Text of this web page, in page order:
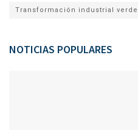
Transformación industrial verde
NOTICIAS POPULARES